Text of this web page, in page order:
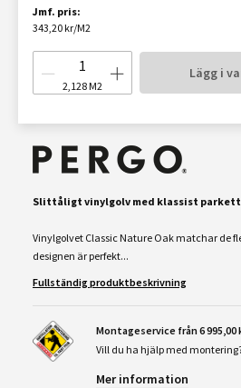
Jmf. pris:
343,20 kr/M2
2,128 M2
Lägg i
Slittåligt vinylgolv med klassist
Vinylgolvet Classic Nature Oak matchar de
designen är perfekt...
Fullständig produktbeskrivning
Montageservice från 6 995,00
Vill du ha hjälp med
Mer information